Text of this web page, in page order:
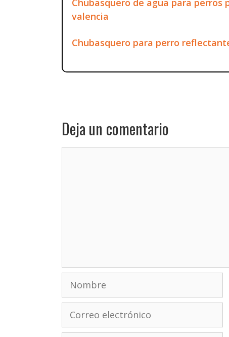
valencia
Chubasquero para perro
Deja un comentario
Nombre
electrónico